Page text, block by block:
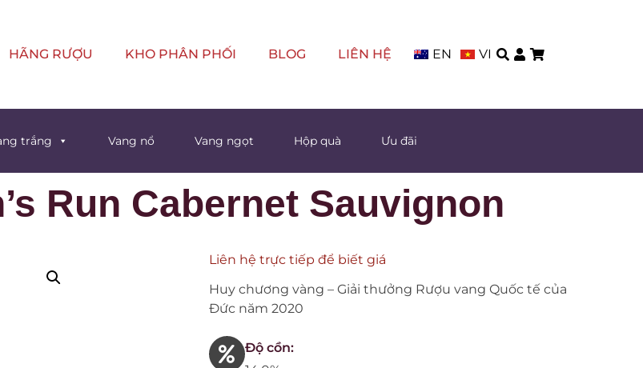
HÃNG RƯỢU KHO PHÂN PHỐI BLOG LIÊN HỆ EN VI
trắng Vang nổ Vang ngọt Hộp quà Ưu đãi
Run Cabernet Sauvignon
Liên hệ trực tiếp để biết giá
Huy chương vàng – Giải thưởng Rượu vang Quốc tế của
Đức năm 2020
Độ cồn: